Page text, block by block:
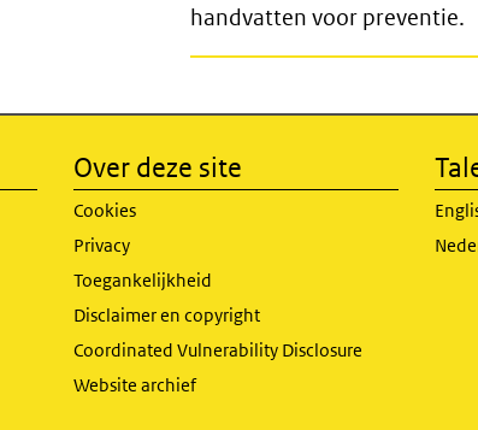
handvatten voor preventie.
Over deze site
Cookies
Privacy
Toegankelijkheid
Disclaimer en copyright
Coordinated Vulnerability Disclosure
Website archief